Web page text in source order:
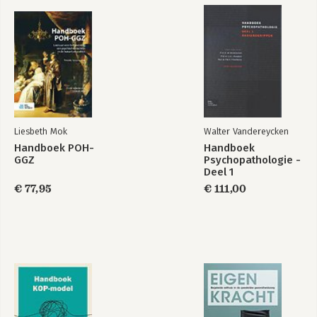
Liesbeth Mok
Handboek POH-
GGZ
€ 77,95
Walter Vandereycken
Handboek
Psychopathologie -
Deel 1
Basisbegrippen
€ 111,00